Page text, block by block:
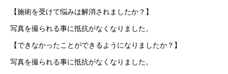
【施術を受けて悩みは解消されましたか？】
写真を撮られる事に抵抗がなくなりました。
【できなかったことができるようになりましたか？】
写真を撮られる事に抵抗がなくなりました。